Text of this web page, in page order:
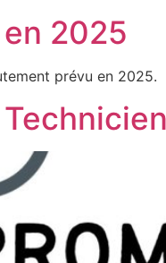
2025
prévu en 2025.